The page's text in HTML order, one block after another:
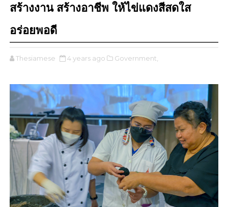
สร้างงาน สร้างอาชีพ ให้ไข่แดงสีสดใส
อร่อยพอดี
Thesiamese 4 years ago Government,